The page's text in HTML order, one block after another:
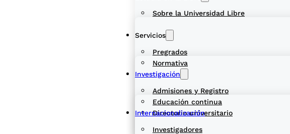
Sobre la Universidad Libre
Normativa
Directorio universitario
Pregrados
Educación continua
Servicios
Admisiones y Registro
Investigación
Investigadores
Internacionalización